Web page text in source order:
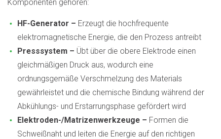
Komponenten gehören:
HF-Generator – Erzeugt die hochfrequente
elektromagnetische Energie, die den Prozess antreibt
Presssystem – Übt über die obere Elektrode einen
gleichmäßigen Druck aus, wodurch eine
ordnungsgemäße Verschmelzung des Materials
gewährleistet und die chemische Bindung während der
Abkühlungs- und Erstarrungsphase gefördert wird
Elektroden-/Matrizenwerkzeuge – Formen die
Schweißnaht und leiten die Energie auf den richtigen